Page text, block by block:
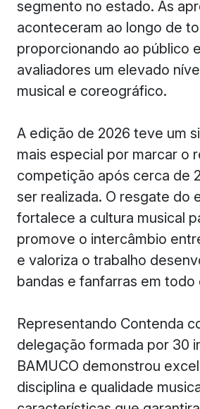
segmento no estado. As
aconteceram ao longo de
proporcionando ao público
avaliadores um elevado
musical e coreográfico.
A edição de 2026 teve um
mais especial por marcar o
competição após cerca de
ser realizada. O resgate do
fortalece a cultura musical
promove o intercâmbio
e valoriza o trabalho
bandas e fanfarras em todo
Representando Contenda
delegação formada por 30
BAMUCO demonstrou
disciplina e qualidade